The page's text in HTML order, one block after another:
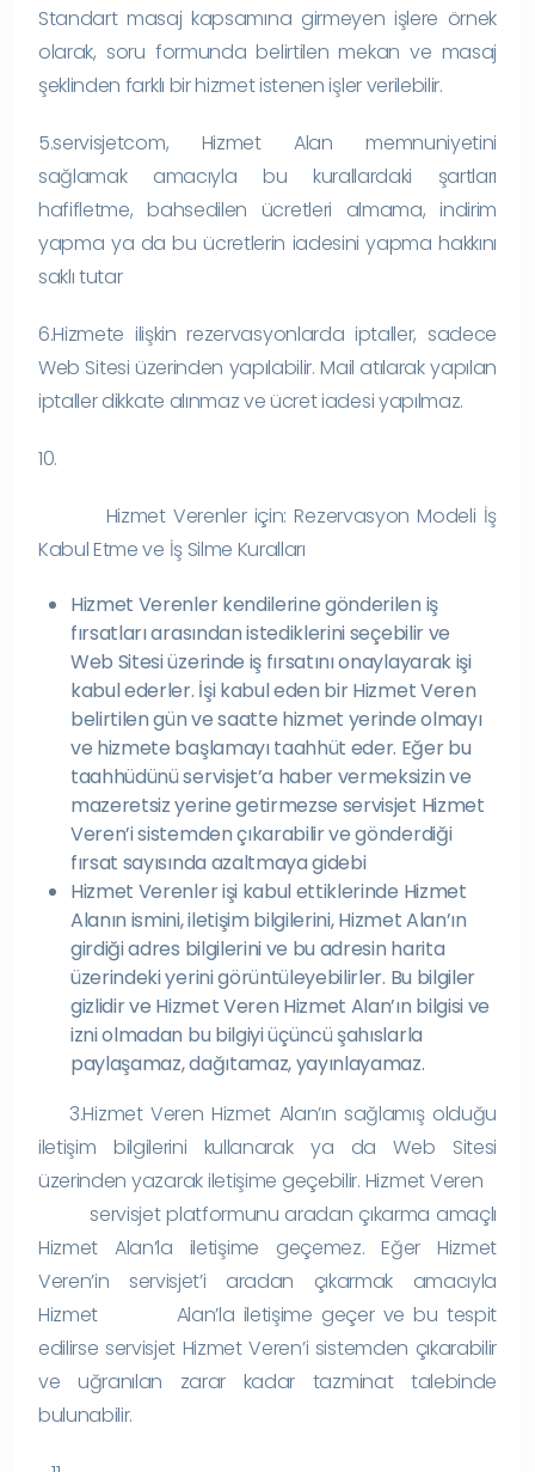
Standart masaj kapsamına girmeyen işlere örnek
olarak, soru formunda belirtilen mekan ve masaj
şeklinden farklı bir hizmet istenen işler verilebilir.
5.servisjetcom, Hizmet Alan memnuniyetini
sağlamak amacıyla bu kurallardaki şartları
hafifletme, bahsedilen ücretleri almama, indirim
yapma ya da bu ücretlerin iadesini yapma hakkını
saklı tutar
6.Hizmete ilişkin rezervasyonlarda iptaller, sadece
Web Sitesi üzerinden yapılabilir. Mail atılarak yapılan
iptaller dikkate alınmaz ve ücret iadesi yapılmaz.
10.
Hizmet Verenler için: Rezervasyon Modeli İş
Kabul Etme ve İş Silme Kuralları
Hizmet Verenler kendilerine gönderilen iş
fırsatları arasından istediklerini seçebilir ve
Web Sitesi üzerinde iş fırsatını onaylayarak işi
kabul ederler. İşi kabul eden bir Hizmet Veren
belirtilen gün ve saatte hizmet yerinde olmayı
ve hizmete başlamayı taahhüt eder. Eğer bu
taahhüdünü servisjet’a haber vermeksizin ve
mazeretsiz yerine getirmezse servisjet Hizmet
Veren’i sistemden çıkarabilir ve gönderdiği
fırsat sayısında azaltmaya gidebi
Hizmet Verenler işi kabul ettiklerinde Hizmet
Alanın ismini, iletişim bilgilerini, Hizmet Alan’ın
girdiği adres bilgilerini ve bu adresin harita
üzerindeki yerini görüntüleyebilirler. Bu bilgiler
gizlidir ve Hizmet Veren Hizmet Alan’ın bilgisi ve
izni olmadan bu bilgiyi üçüncü şahıslarla
paylaşamaz, dağıtamaz, yayınlayamaz.
3.Hizmet Veren Hizmet Alan’ın sağlamış olduğu
iletişim bilgilerini kullanarak ya da Web Sitesi
üzerinden yazarak iletişime geçebilir. Hizmet Veren
servisjet platformunu aradan çıkarma amaçlı
Hizmet Alan’la iletişime geçemez. Eğer Hizmet
Veren’in servisjet’i aradan çıkarmak amacıyla
Hizmet Alan’la iletişime geçer ve bu tespit
edilirse servisjet Hizmet Veren’i sistemden çıkarabilir
ve uğranılan zarar kadar tazminat talebinde
bulunabilir.